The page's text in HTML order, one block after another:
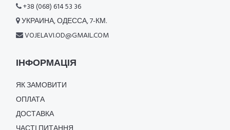
+38 (068) 614 53 36
УКРАИНА, ОДЕССА, 7-КМ.
VOJELAVI.OD@GMAIL.COM
ІНФОРМАЦІЯ
ЯК ЗАМОВИТИ
ОПЛАТА
ДОСТАВКА